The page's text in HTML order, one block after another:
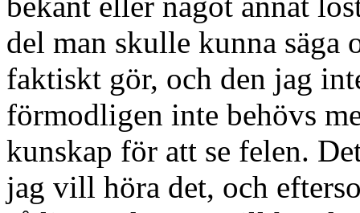
del man skulle kunna säga
faktiskt gör, och den jag
förmodligen inte behövs
kunskap för att se felen.
jag vill höra det, och